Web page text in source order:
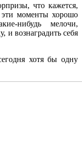
что кажется,
эти моменты хорошо
нибудь мелочи,
и вознаградить себя
хотя бы одну